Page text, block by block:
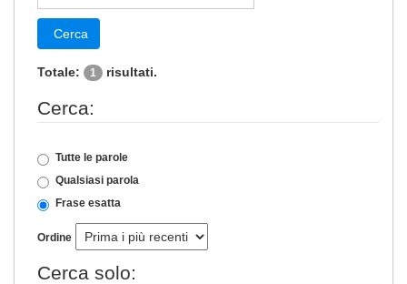
Cerca
Totale: 1 risultati.
Cerca:
Tutte le parole
Qualsiasi parola
Frase esatta
Ordine
Cerca solo: